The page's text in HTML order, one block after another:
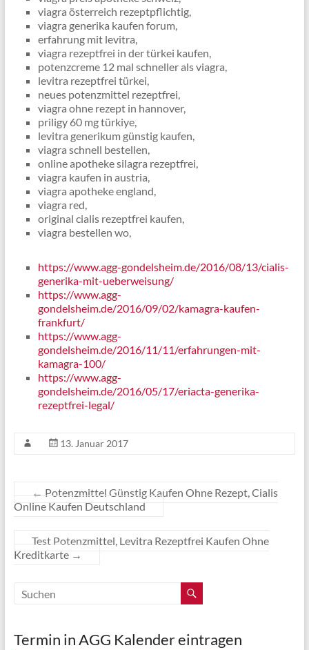
viagra österreich rezeptpflichtig,
viagra generika kaufen forum,
erfahrung mit levitra,
viagra rezeptfrei in der türkei kaufen,
potenzcreme 12 mal schneller als viagra,
levitra rezeptfrei türkei,
neues potenzmittel rezeptfrei,
viagra ohne rezept in hannover,
priligy 60 mg türkiye,
levitra generikum günstig kaufen,
viagra schnell bestellen,
online apotheke silagra rezeptfrei,
viagra kaufen in austria,
viagra apotheke england,
viagra red,
original cialis rezeptfrei kaufen,
viagra bestellen wo,
https://www.agg-gondelsheim.de/2016/08/13/cialis-
generika-mit-ueberweisung/
https://www.agg-
gondelsheim.de/2016/09/02/kamagra-kaufen-
frankfurt/
https://www.agg-
gondelsheim.de/2016/11/11/erfahrungen-mit-
kamagra-100/
https://www.agg-
gondelsheim.de/2016/05/17/eriacta-generika-
rezeptfrei-legal/
13. Januar 2017
← Potenzmittel Günstig Kaufen Ohne Rezept, Cialis
Online Kaufen Deutschland
Test Potenzmittel, Levitra Rezeptfrei Kaufen Ohne
Kreditkarte →
Termin in AGG Kalender eintragen